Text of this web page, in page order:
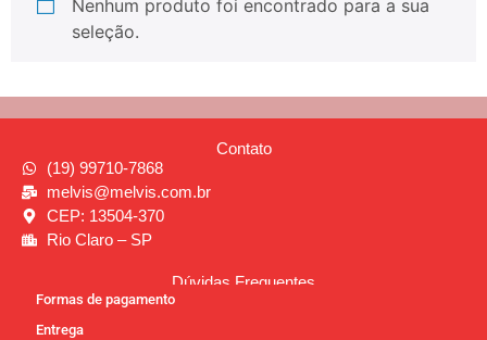
Nenhum produto foi encontrado para a sua
seleção.
Contato
(19) 99710-7868
melvis@melvis.com.br
CEP: 13504-370
Rio Claro – SP
Dúvidas Frequentes
Formas de pagamento
Entrega